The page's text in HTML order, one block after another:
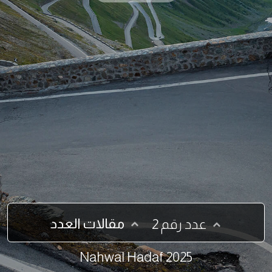
عدد رقم 2 مقالات العدد
2025 Nahwal Hadaf